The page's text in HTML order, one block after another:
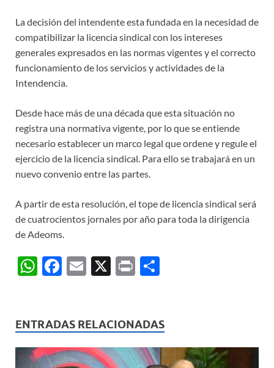
La decisión del intendente esta fundada en la necesidad de
compatibilizar la licencia sindical con los intereses
generales expresados en las normas vigentes y el correcto
funcionamiento de los servicios y actividades de la
Intendencia.
Desde hace más de una década que esta situación no
registra una normativa vigente, por lo que se entiende
necesario establecer un marco legal que ordene y regule el
ejercicio de la licencia sindical. Para ello se trabajará en un
nuevo convenio entre las partes.
A partir de esta resolución, el tope de licencia sindical será
de cuatrocientos jornales por año para toda la dirigencia
de Adeoms.
W
s
A
F
b
o
E
X
P
p
ar
ENTRADAS RELACIONADAS